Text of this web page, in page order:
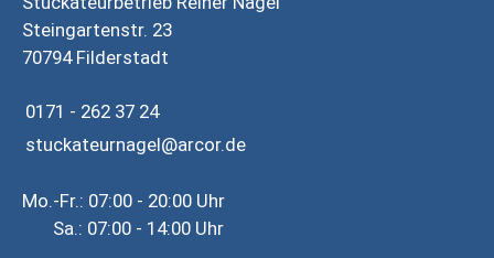
Steingartenstr. 23
70794 Filderstadt
0171 - 262 37 24
stuckateurnagel@arcor.de
Mo.-Fr.: 07:00 - 20:00 Uhr
Sa.: 07:00 - 14:00 Uhr